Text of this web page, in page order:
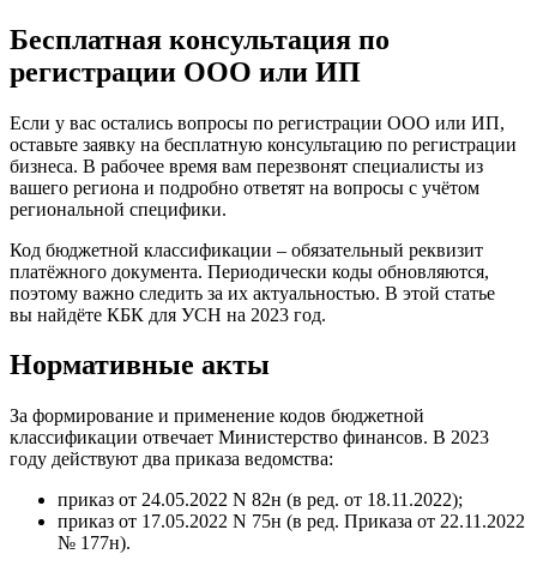
Бесплатная консультация по
регистрации ООО или ИП
Если у вас остались вопросы по регистрации ООО или ИП,
оставьте заявку на бесплатную консультацию по регистрации
бизнеса. В рабочее время вам перезвонят специалисты из
вашего региона и подробно ответят на вопросы с учётом
региональной специфики.
Код бюджетной классификации – обязательный реквизит
платёжного документа. Периодически коды обновляются,
поэтому важно следить за их актуальностью. В этой статье
вы найдёте КБК для УСН на 2023 год.
Нормативные акты
За формирование и применение кодов бюджетной
классификации отвечает Министерство финансов. В 2023
году действуют два приказа ведомства:
приказ от 24.05.2022 N 82н (в ред. от 18.11.2022);
приказ от 17.05.2022 N 75н (в ред. Приказа от 22.11.2022
№ 177н).